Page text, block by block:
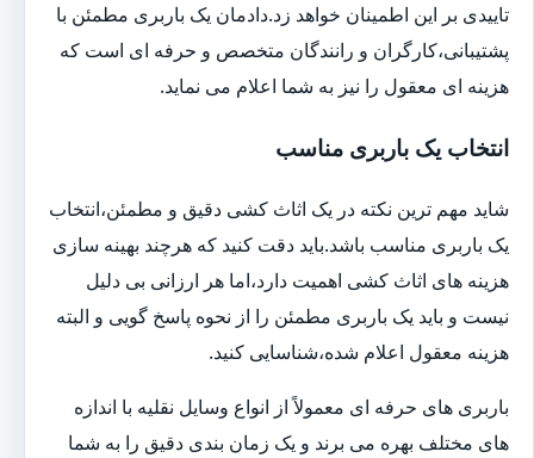
تاییدی بر این اطمینان خواهد زد.دادمان یک باربری مطمئن با
پشتیبانی،کارگران و رانندگان متخصص و حرفه ای است که
هزینه ای معقول را نیز به شما اعلام می نماید.
انتخاب یک باربری مناسب
شاید مهم ترین نکته در یک اثاث کشی دقیق و مطمئن،انتخاب
یک باربری مناسب باشد.باید دقت کنید که هرچند بهینه سازی
هزینه های اثاث کشی اهمیت دارد،اما هر ارزانی بی دلیل
نیست و باید یک باربری مطمئن را از نحوه پاسخ گویی و البته
هزینه معقول اعلام شده،شناسایی کنید.
باربری های حرفه ای معمولاً از انواع وسایل نقلیه با اندازه
های مختلف بهره می برند و یک زمان بندی دقیق را به شما